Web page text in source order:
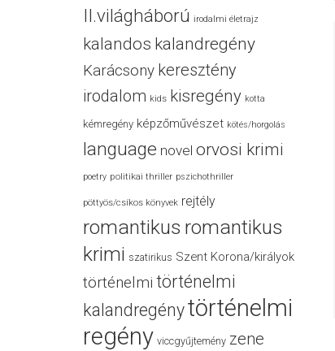
II.világháború irodalmi életrajz
kalandos kalandregény
Karácsony keresztény
irodalom kids kisregény kotta
kémregény képzőművészet kötés/horgolás
language novel orvosi krimi
poetry politikai thriller pszichothriller
pöttyös/csíkos könyvek rejtély
romantikus romantikus
krimi szatirikus Szent Korona/királyok
történelmi történelmi
kalandregénytörténelmi
regény viccgyűjtemény zene